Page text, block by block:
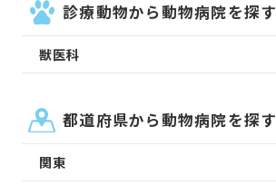
診療動物から動物病院を探す
獣医科
都道府県から動物病院を探す
関東